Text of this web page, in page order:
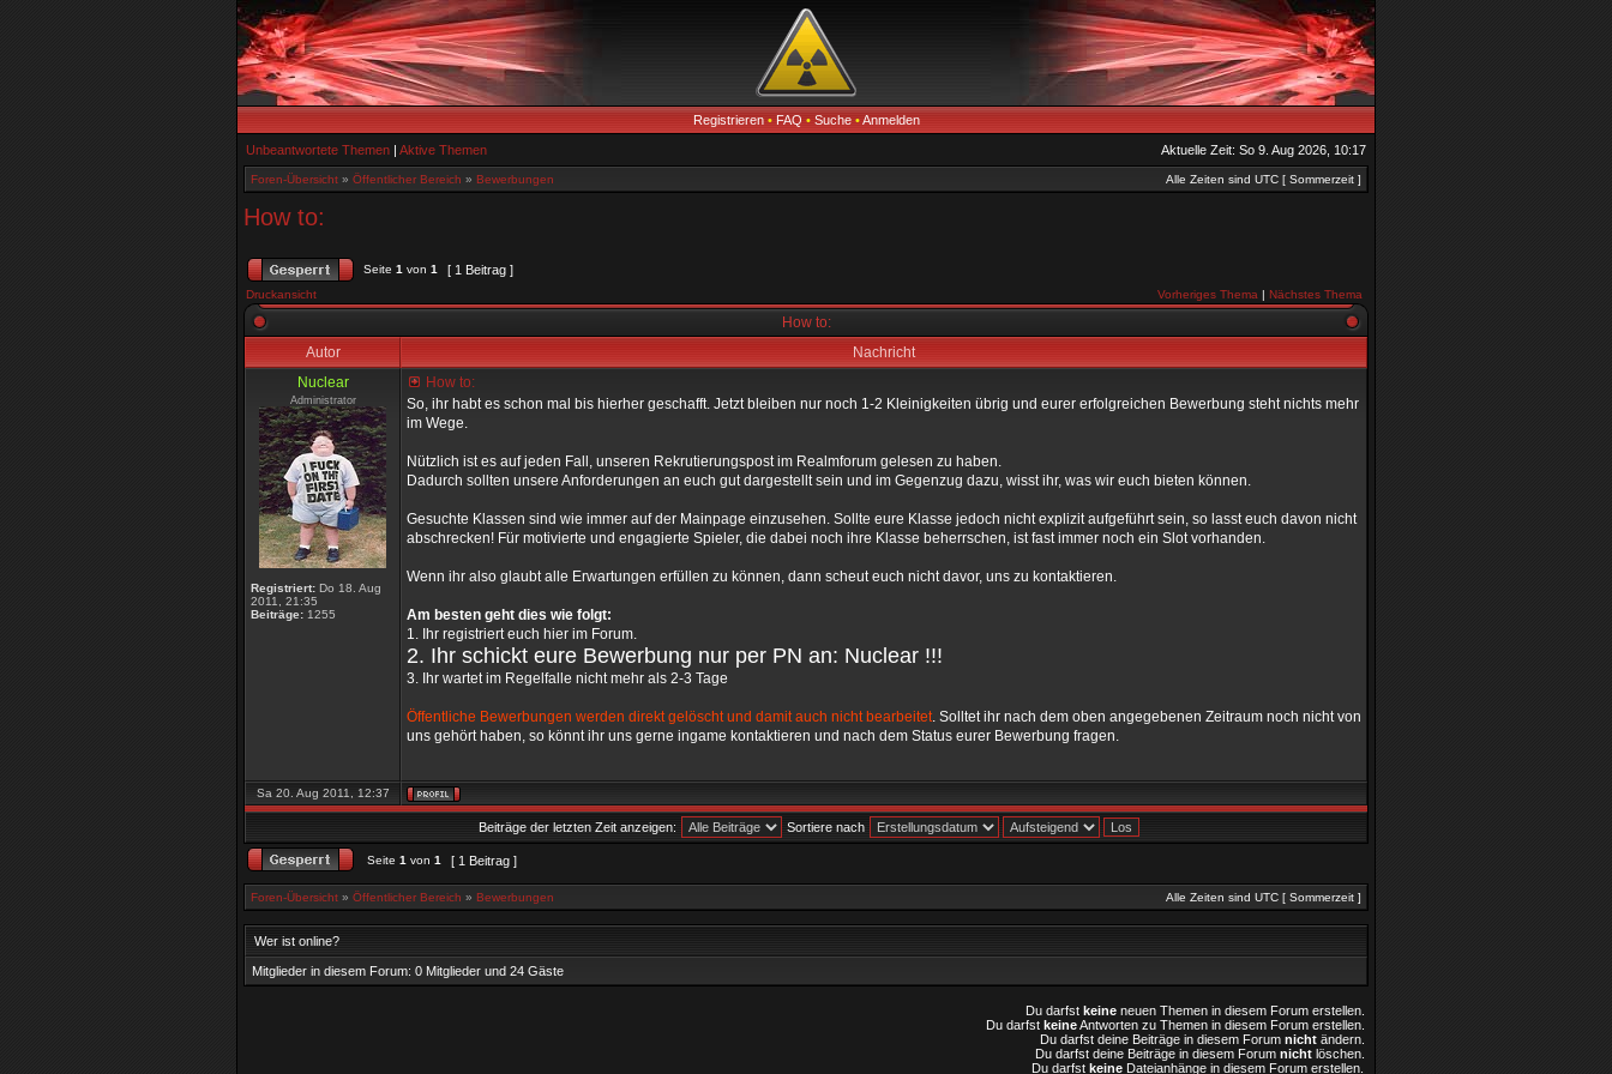
Registrieren• FAQ • Suche•Anmelden
Unbeantwortete Themen | Aktive Themen Aktuelle Zeit: So 9. Aug 2026, 10:17
Foren-Übersicht » Öffentlicher Bereich » Bewerbungen Alle Zeiten sind UTC [ Sommerzeit ]
How to:
Seite 1 von 1 [ 1 Beitrag ]
Druckansicht Vorheriges Thema | Nächstes Thema
How to:
Autor
Nachricht
Nuclear
Administrator
Registriert: Do 18. Aug
2011, 21:35
Beiträge: 1255
How to:
So, ihr habt es schon mal bis hierher geschafft. Jetzt bleiben nur noch 1-2 Kleinigkeiten übrig und eurer erfolgreichen Bewerbung steht nichts mehr
im Wege.
Nützlich ist es auf jeden Fall, unseren Rekrutierungspost im Realmforum gelesen zu haben.
Dadurch sollten unsere Anforderungen an euch gut dargestellt sein und im Gegenzug dazu, wisst ihr, was wir euch bieten können.
Gesuchte Klassen sind wie immer auf der Mainpage einzusehen. Sollte eure Klasse jedoch nicht explizit aufgeführt sein, so lasst euch davon nicht
abschrecken! Für motivierte und engagierte Spieler, die dabei noch ihre Klasse beherrschen, ist fast immer noch ein Slot vorhanden.
Wenn ihr also glaubt alle Erwartungen erfüllen zu können, dann scheut euch nicht davor, uns zu kontaktieren.
Am besten geht dies wie folgt:
1. Ihr registriert euch hier im Forum.
2. Ihr schickt eure Bewerbung nur per PN an: Nuclear !!!
3. Ihr wartet im Regelfalle nicht mehr als 2-3 Tage
Öffentliche Bewerbungen werden direkt gelöscht und damit auch nicht bearbeitet. Solltet ihr nach dem oben angegebenen Zeitraum noch nicht von
uns gehört haben, so könnt ihr uns gerne ingame kontaktieren und nach dem Status eurer Bewerbung fragen.
Sa 20. Aug 2011, 12:37
Beiträge der letzten Zeit anzeigen: Sortiere nach
Seite 1 von 1 [ 1 Beitrag ]
Foren-Übersicht » Öffentlicher Bereich » Bewerbungen Alle Zeiten sind UTC [ Sommerzeit ]
Wer ist online?
Mitglieder in diesem Forum: 0 Mitglieder und 24 Gäste
Du darfst keine neuen Themen in diesem Forum erstellen.
Du darfst keineAntworten zu Themen in diesem Forum erstellen.
Du darfst deine Beiträge in diesem Forum nicht ändern.
Du darfst deine Beiträge in diesem Forum nicht löschen.
Du darfst keine Dateianhänge in diesem Forum erstellen.